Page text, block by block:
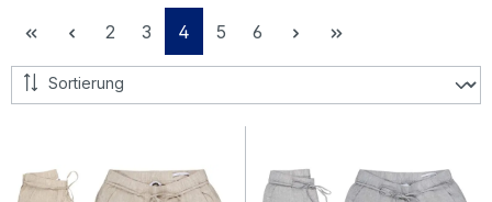
Seite
2 Seite
3 Seite
4 Seite
5 Seite
6